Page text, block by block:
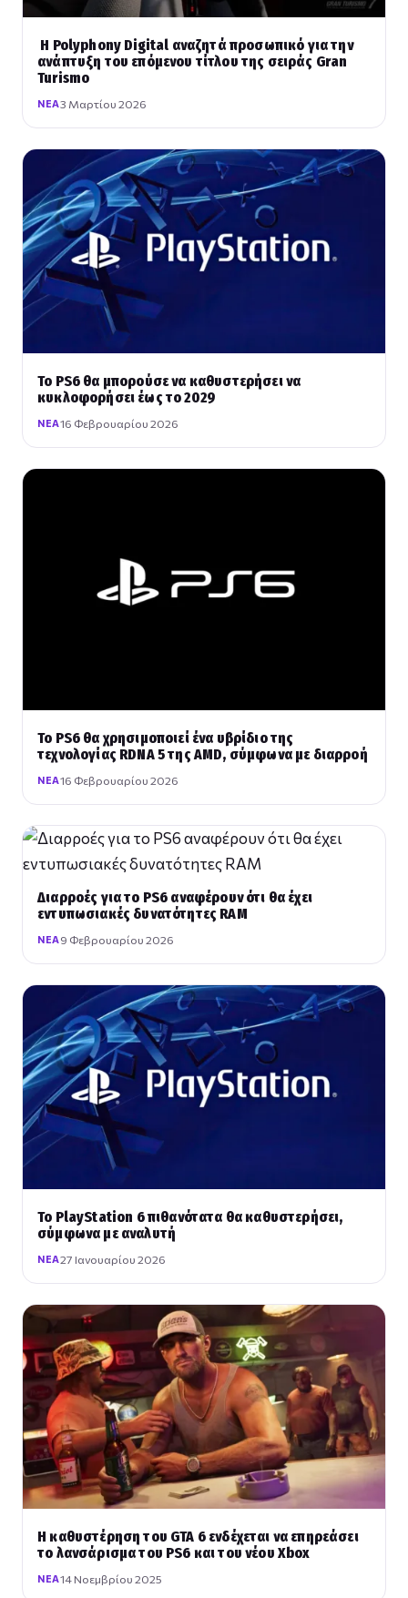
Η Polyphony Digital αναζητά προσωπικό για την
ανάπτυξη του επόμενου τίτλου της σειράς Gran
Turismo
ΝΈΑ3 Μαρτίου 2026
To PS6 θα μπορούσε να καθυστερήσει να
κυκλοφορήσει έως το 2029
ΝΈΑ16 Φεβρουαρίου 2026
Το PS6 θα χρησιμοποιεί ένα υβρίδιο της
τεχνολογίας RDNA 5 της AMD, σύμφωνα με διαρροή
ΝΈΑ16 Φεβρουαρίου 2026
Διαρροές για το PS6 αναφέρουν ότι θα έχει
εντυπωσιακές δυνατότητες RAM
ΝΈΑ9 Φεβρουαρίου 2026
To PlayStation 6 πιθανότατα θα καθυστερήσει,
σύμφωνα με αναλυτή
ΝΈΑ27 Ιανουαρίου 2026
Η καθυστέρηση του GTA 6 ενδέχεται να επηρεάσει
το λανσάρισμα του PS6 και του νέου Xbox
ΝΈΑ14 Νοεμβρίου 2025